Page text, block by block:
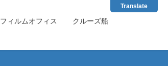
フィルムオフィス クルーズ船
Translate